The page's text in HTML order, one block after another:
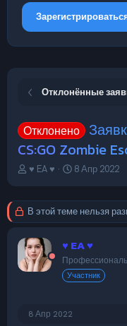
Отклонённые
Отклонено
CS:GO Zombie
А
о
е
м
ы
♥ EA ♥
Д
ч
а
л
а
8 Апр 2022
В этой теме нельзя
♥ EA ♥
Участник
8 Апр 2022